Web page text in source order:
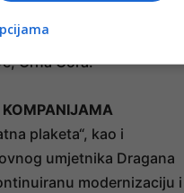
zaslužnim
je iŽarko RADULOVIĆ
Crna Gora.
KOMPANIJAMA
plaketa“, kao i
umjetnika Dragana
modernizaciju i